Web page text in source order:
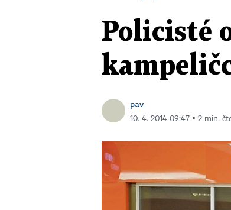
Policisté
pav
10. 4. 2014 09:47 ▪ 2 min.